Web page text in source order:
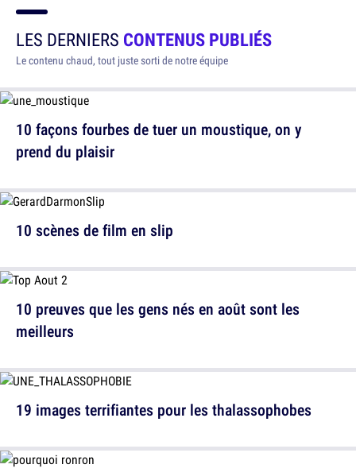
LES DERNIERS CONTENUS PUBLIÉS
Le contenu chaud, tout juste sorti de notre équipe
10 façons fourbes de tuer un moustique, on y
prend du plaisir
10 preuves que les gens nés en août sont les
meilleurs
10 scènes de film en slip
19 images terrifiantes pour les thalassophobes